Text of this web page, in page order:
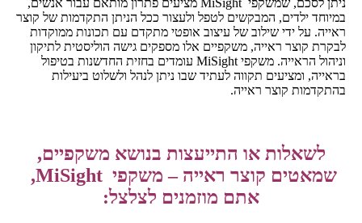
במיוחד ילדים, המבקשים לטפל ולעצור ככל הניתן התקדמות של קוצר
ראייה. על ידי שילוב של עיצוב אופטי מתקדם עם תכונות ממוקדות
לבקרת קוצר ראייה, משקפיים אלו מספקים גישה הוליסטית לתיקון
וניהול הראייה. משקפי MiSight עומדים בחזית החדשנות בטיפול
בראייה, ומציעים תקווה לעתיד שבו ניתן לנהל ולשלוט ביעילות
בהתקדמות קוצר ראייה.
לשאלות או התייעצות בנושא משקפיים,
שמאטים קוצר ראייה – משקפי MiSight,
אתם מוזמנים לצלצל: